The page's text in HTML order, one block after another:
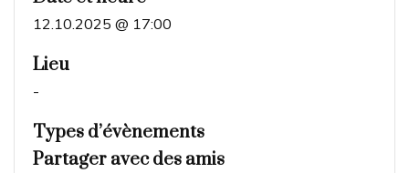
12.10.2025 @ 17:00
Lieu
-
Types d’évènements
Partager avec des amis